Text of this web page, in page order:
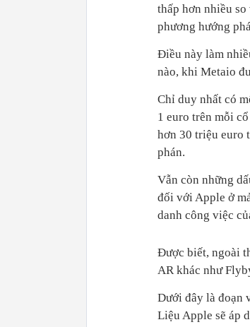
thấp hơn nhiều
phương hướng
Điều này làm
nào, khi Metaio
Chỉ duy nhất có
1 euro trên mỗi
hơn 30 triệu euro
phán.
Vẫn còn những
đối với Apple ở
danh công việc
Được biết, ngoài
AR khác như
Dưới đây là đoạn
Liệu Apple sẽ áp